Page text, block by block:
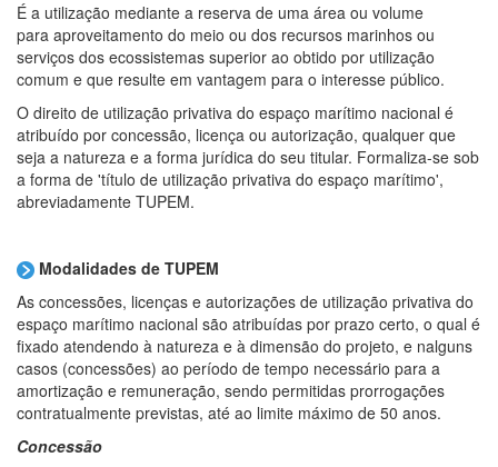
É a utilização mediante a reserva de uma área ou volume
para aproveitamento do meio ou dos recursos marinhos ou
serviços dos ecossistemas superior ao obtido por utilização
comum e que resulte em vantagem para o interesse público.
O direito de utilização privativa do espaço marítimo nacional é
atribuído por concessão, licença ou autorização, qualquer que
seja a natureza e a forma jurídica do seu titular. Formaliza-se sob
a forma de 'título de utilização privativa do espaço marítimo',
abreviadamente TUPEM.
Modalidades de TUPEM
As concessões, licenças e autorizações de utilização privativa do
espaço marítimo nacional são atribuídas por prazo certo, o qual é
fixado atendendo à natureza e à dimensão do projeto, e nalguns
casos (concessões) ao período de tempo necessário para a
amortização e remuneração, sendo permitidas prorrogações
contratualmente previstas, até ao limite máximo de 50 anos.
Concessão